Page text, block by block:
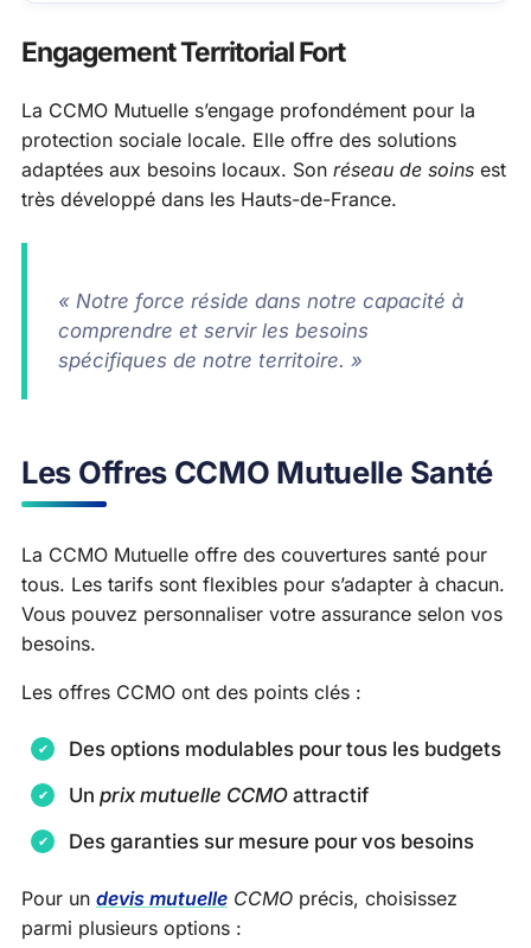
Engagement Territorial Fort
La CCMO Mutuelle s’engage profondément pour la
protection sociale locale. Elle offre des solutions
adaptées aux besoins locaux. Son réseau de soins est
très développé dans les Hauts-de-France.
« Notre force réside dans notre capacité à
comprendre et servir les besoins
spécifiques de notre territoire. »
Les Offres CCMO Mutuelle Santé
La CCMO Mutuelle offre des couvertures santé pour
tous. Les tarifs sont flexibles pour s’adapter à chacun.
Vous pouvez personnaliser votre assurance selon vos
besoins.
Les offres CCMO ont des points clés :
Des options modulables pour tous les budgets
Un prix mutuelle CCMO attractif
Des garanties sur mesure pour vos besoins
Pour un devis mutuelle CCMO précis, choisissez
parmi plusieurs options :